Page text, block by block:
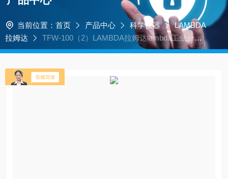
当前位置： 首页 产品中心 科学仪器
LAMBDA
拉姆达
TFW-100（2）LAMBDA拉姆达lambda工业分光
膜厚测量仪